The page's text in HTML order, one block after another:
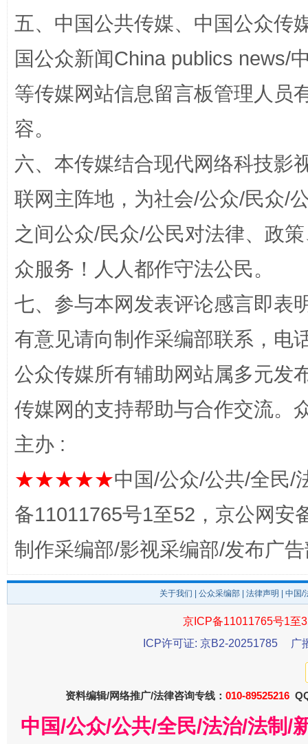
扯下公款旅游的“隐身衣” 如何以
“蜀中异人”王建安的艺术幻境
完善运行机制助力责任有效落实 一纸欠
东山县通报“牛蛙产品抗生素超标问题” 法
五、中国公共传媒、中国公众传
国公众新闻China publics news/
等传媒网站信息留言板管理人员
容。
六、本传媒结合现代网络科技影
联网主阵地，为社会/公众/民众/
之间公众/民众/公民对法律、政
众服务！人人都作守法公民。
七、参与本网发表评论感言即表
有意见请向制作采编部联系，电
公众传媒所有辅助网站属多元发
传媒网的支持帮助与合作交流。
主办 :
★★★★★中国/公众/公共/全民/
备11011765号1至52，京公网安
制作采编部/影视采编部/发布广
关于我们 公众采编部 法律声明 | 中国
京ICP备11011765号1至
ICP许可证: 京B2-20251785
广
资料编辑/网络推广/法律咨询专线： 010-89525216
中国/公众/公共/全民/法治/法制/